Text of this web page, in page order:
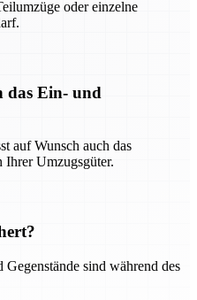
oder einzelne
das Ein- und
auf Wunsch auch das
Ihrer Umzugsgüter.
sind während des